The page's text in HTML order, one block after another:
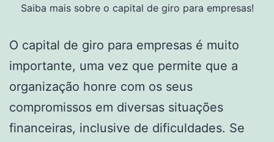
Saiba mais sobre o capital de giro para empresas!
O capital de giro para empresas é muito
importante, uma vez que permite que a
organização honre com os seus
compromissos em diversas situações
financeiras, inclusive de dificuldades. Se